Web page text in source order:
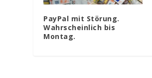
PayPal mit Störung.
Wahrscheinlich bis
Montag.